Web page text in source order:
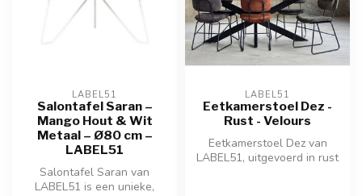
LABEL51
Salontafel Saran –
Mango Hout & Wit
Metaal – Ø80 cm –
LABEL51
Salontafel Saran van
LABEL51 is een unieke,
LABEL51
Eetkamerstoel Dez -
Rust - Velours
Eetkamerstoel Dez van
LABEL51, uitgevoerd in rust